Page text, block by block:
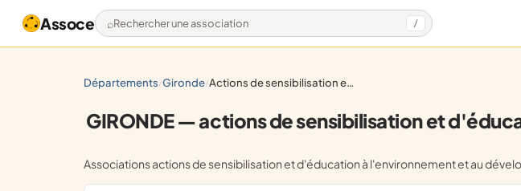
Assoce Rechercher une association /
départements/ gironde/ actions de sensibilisation et d'éducation à l'environnement et au développement durable
GIRONDE — actions de sensibilisation et
Associations actions de sensibilisation et d'éducation à l'environnement et au